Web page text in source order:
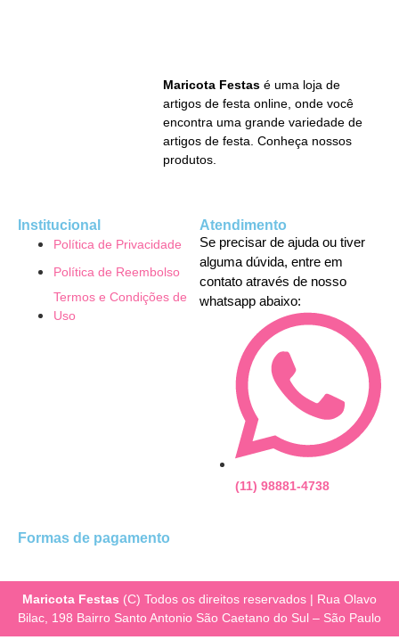
Maricota Festas é uma loja de
artigos de festa online, onde você
encontra uma grande variedade de
artigos de festa. Conheça nossos
produtos.
Institucional
Política de Privacidade
Política de Reembolso
Termos e Condições de
Uso
Atendimento
Se precisar de ajuda ou tiver
alguma dúvida, entre em
contato através de nosso
whatsapp abaixo:
(11) 98881-4738
Formas de pagamento
Maricota Festas (C) Todos os direitos reservados | Rua Olavo
Bilac, 198 Bairro Santo Antonio São Caetano do Sul – São Paulo